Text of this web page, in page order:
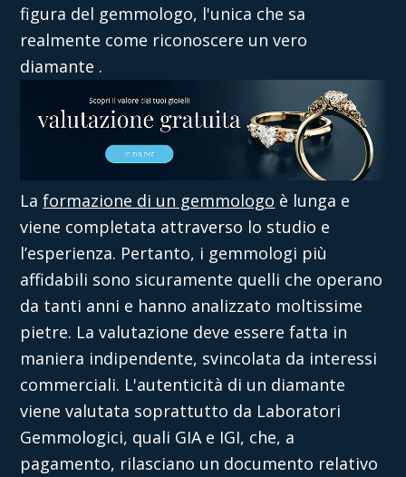
figura del gemmologo, l'unica che sa
realmente come riconoscere un vero
diamante .
Laformazione di un gemmologo è lunga e
viene completata attraverso lo studio e
l’esperienza. Pertanto, i gemmologi più
affidabili sono sicuramente quelli che operano
da tanti anni e hanno analizzato moltissime
pietre. La valutazione deve essere fatta in
maniera indipendente, svincolata da interessi
commerciali. L'autenticità di un diamante
viene valutata soprattutto da Laboratori
Gemmologici, quali GIA e IGI, che, a
pagamento, rilasciano un documento relativo